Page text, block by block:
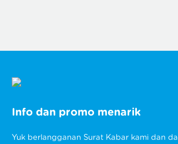
Info dan promo menarik
Yuk berlangganan Surat Kabar kami dan